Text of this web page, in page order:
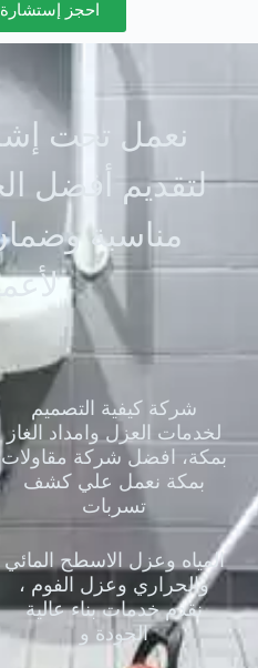
احجز إستشارة
نعمل تحت
لتقديم أفضل
شركة كيفية التصميم
لخدمات العزل وامداد الغاز
بمكة، افضل شركة مقاولات
بمكة نعمل علي كشف
تسربات
المياه وعزل الاسطح المائي
والحراري وعزل الفوم ،
نقدم خدمات بناء عالية
الجودة و